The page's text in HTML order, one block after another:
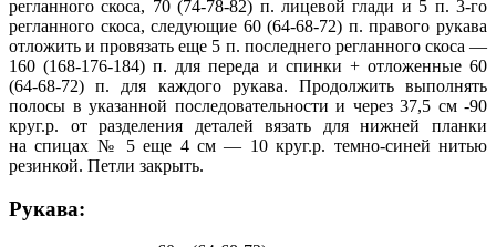
регланного скоса, 70 (74-78-82) п. лицевой глади и 5 п. 3-го
регланного скоса, следующие 60 (64-68-72) п. правого рукава
отложить и провязать еще 5 п. последнего регланного скоса —
160 (168-176-184) п. для переда и спинки + отложенные 60
(64-68-72) п. для каждого рукава. Продолжить выполнять
полосы в указанной последовательности и через 37,5 см -90
круг.р. от разделения деталей вязать для нижней планки
на спицах № 5 еще 4 см — 10 круг.р. темно-синей нитью
резинкой. Петли закрыть.
Рукава: